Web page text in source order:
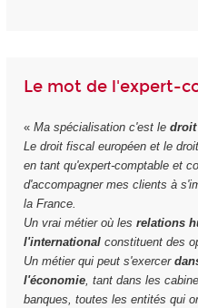
Le mot de l'expert-
« Ma spécialisation c'est le droit
Le droit fiscal européen et le
en tant qu'expert-comptable et
d'accompagner mes clients à
la France.
Un vrai métier où les relations
l'internationalconstituent des
Un métier qui peut s'exercer
l'économie, tant dans les
banques, toutes les entités qui